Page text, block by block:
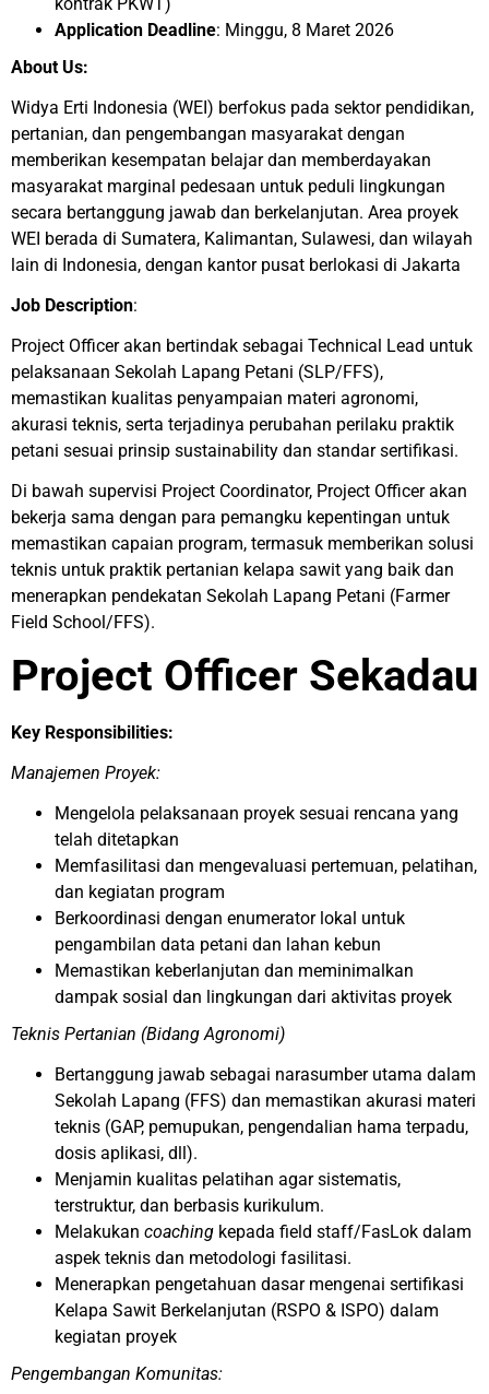
Application Deadline: Minggu, 8 Maret 2026
About Us:
Widya Erti Indonesia (WEI) berfokus pada sektor pendidikan,
pertanian, dan pengembangan masyarakat dengan
memberikan kesempatan belajar dan memberdayakan
masyarakat marginal pedesaan untuk peduli lingkungan
secara bertanggung jawab dan berkelanjutan. Area proyek
WEI berada di Sumatera, Kalimantan, Sulawesi, dan wilayah
lain di Indonesia, dengan kantor pusat berlokasi di Jakarta
Job Description:
Project Officer akan bertindak sebagai Technical Lead untuk
pelaksanaan Sekolah Lapang Petani (SLP/FFS),
memastikan kualitas penyampaian materi agronomi,
akurasi teknis, serta terjadinya perubahan perilaku praktik
petani sesuai prinsip sustainability dan standar sertifikasi.
Di bawah supervisi Project Coordinator, Project Officer akan
bekerja sama dengan para pemangku kepentingan untuk
memastikan capaian program, termasuk memberikan solusi
teknis untuk praktik pertanian kelapa sawit yang baik dan
menerapkan pendekatan Sekolah Lapang Petani (Farmer
Field School/FFS).
Project Officer Sekadau
Key Responsibilities:
Manajemen Proyek:
Mengelola pelaksanaan proyek sesuai rencana yang
telah ditetapkan
Memfasilitasi dan mengevaluasi pertemuan, pelatihan,
dan kegiatan program
Berkoordinasi dengan enumerator lokal untuk
pengambilan data petani dan lahan kebun
Memastikan keberlanjutan dan meminimalkan
dampak sosial dan lingkungan dari aktivitas proyek
Teknis Pertanian (Bidang Agronomi)
Bertanggung jawab sebagai narasumber utama dalam
Sekolah Lapang (FFS) dan memastikan akurasi materi
teknis (GAP, pemupukan, pengendalian hama terpadu,
dosis aplikasi, dll).
Menjamin kualitas pelatihan agar sistematis,
terstruktur, dan berbasis kurikulum.
Melakukan coaching kepada field staff/FasLok dalam
aspek teknis dan metodologi fasilitasi.
Menerapkan pengetahuan dasar mengenai sertifikasi
Kelapa Sawit Berkelanjutan (RSPO & ISPO) dalam
kegiatan proyek
Pengembangan Komunitas: